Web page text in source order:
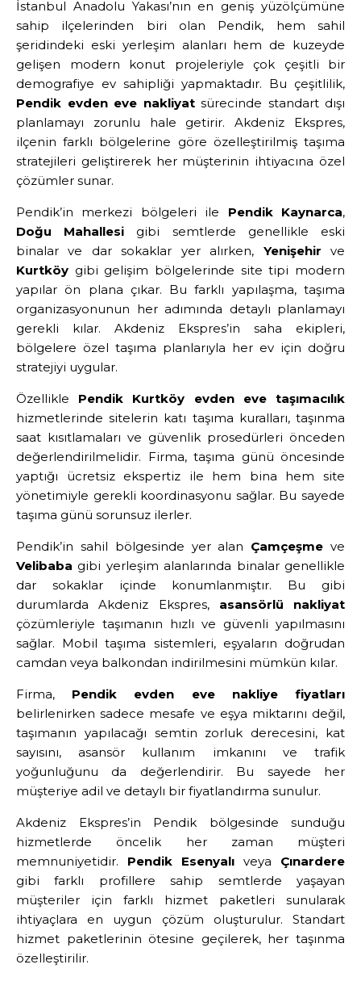
İstanbul Anadolu Yakası’nın en geniş yüzölçümüne
sahip ilçelerinden biri olan Pendik, hem sahil
şeridindeki eski yerleşim alanları hem de kuzeyde
gelişen modern konut projeleriyle çok çeşitli bir
demografiye ev sahipliği yapmaktadır. Bu çeşitlilik,
Pendik evden eve nakliyatsürecinde standart dışı
planlamayı zorunlu hale getirir. Akdeniz Ekspres,
ilçenin farklı bölgelerine göre özelleştirilmiş taşıma
stratejileri geliştirerek her müşterinin ihtiyacına özel
çözümler sunar.
Pendik’in merkezi bölgeleri ile Pendik Kaynarca,
Doğu Mahallesi gibi semtlerde genellikle eski
binalar ve dar sokaklar yer alırken, Yenişehir ve
Kurtköy gibi gelişim bölgelerinde site tipi modern
yapılar ön plana çıkar. Bu farklı yapılaşma, taşıma
organizasyonunun her adımında detaylı planlamayı
gerekli kılar. Akdeniz Ekspres’in saha ekipleri,
bölgelere özel taşıma planlarıyla her ev için doğru
stratejiyi uygular.
Özellikle Pendik Kurtköy evden eve taşımacılık
hizmetlerinde sitelerin katı taşıma kuralları, taşınma
saat kısıtlamaları ve güvenlik prosedürleri önceden
değerlendirilmelidir. Firma, taşıma günü öncesinde
yaptığı ücretsiz ekspertiz ile hem bina hem site
yönetimiyle gerekli koordinasyonu sağlar. Bu sayede
taşıma günü sorunsuz ilerler.
Pendik’in sahil bölgesinde yer alan Çamçeşme ve
Velibaba gibi yerleşim alanlarında binalar genellikle
dar sokaklar içinde konumlanmıştır. Bu gibi
durumlarda Akdeniz Ekspres, asansörlü nakliyat
çözümleriyle taşımanın hızlı ve güvenli yapılmasını
sağlar. Mobil taşıma sistemleri, eşyaların doğrudan
camdan veya balkondan indirilmesini mümkün kılar.
Firma, Pendik evden eve nakliye fiyatları
belirlenirken sadece mesafe ve eşya miktarını değil,
taşımanın yapılacağı semtin zorluk derecesini, kat
sayısını, asansör kullanım imkanını ve trafik
yoğunluğunu da değerlendirir. Bu sayede her
müşteriye adil ve detaylı bir fiyatlandırma sunulur.
Akdeniz Ekspres’in Pendik bölgesinde sunduğu
hizmetlerde öncelik her zaman müşteri
memnuniyetidir. Pendik Esenyalı veya Çınardere
gibi farklı profillere sahip semtlerde yaşayan
müşteriler için farklı hizmet paketleri sunularak
ihtiyaçlara en uygun çözüm oluşturulur. Standart
hizmet paketlerinin ötesine geçilerek, her taşınma
özelleştirilir.